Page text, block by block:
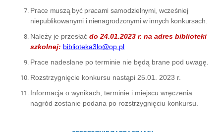
Prace muszą być pracami samodzielnymi, wcześniej
niepublikowanymi i nienagrodzonymi w innych konkursach.
Należy je przesłać do 24.01.2023 r. na adres biblioteki
szkolnej: biblioteka3lo@op.pl
Prace nadesłane po terminie nie będą brane pod uwagę.
Rozstrzygnięcie konkursu nastąpi 25.01. 2023 r.
Informacja o wynikach, terminie i miejscu wręczenia
nagród zostanie podana po rozstrzygnięciu konkursu.